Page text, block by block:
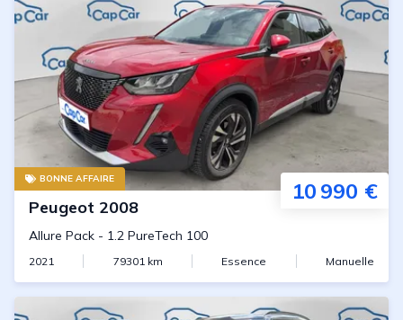
BONNE AFFAIRE 10 990 €
Peugeot 2008
Allure Pack - 1.2 PureTech 100
2021 79301km Essence Manuelle